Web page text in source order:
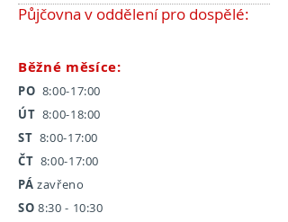
Půjčovna v oddělení pro dospělé:
Běžné měsíce:
PO 8:00-17:00
ÚT 8:00-18:00
ST 8:00-17:00
ČT 8:00-17:00
PÁ zavřeno
SO 8:30 - 10:30